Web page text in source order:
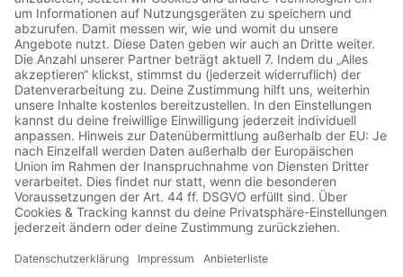
Seit unserer letzten Ausgabe hat der Bayer Champions
League in Brest, DFB Pokal in der heimischen BayArena
gegen Elversberg und zwei Mal Bundesliga in Bremen und
im Topspiel gegen Stuttgart gespielt. Genug Stoff für eine
ordentliche Diskussion. Lara, Nils und Kevin sprechen heute
über die positiven und negativen Elemente der vergangenen
Spiele, das Freitagspiel gegen Stuttgart bildet den
grundsätzlichen Rahmen für die gesamte Diskussion, weil
dieses Spiel einfach sehr wichtig gewesen sein könnte für die
nächsten Wochen. Weitere Themen sind die schlechte
Chancenverwertung, die Sache mit der Stimmung und ein
besonderes Augenmerk legen wir auf einen Spieler, der sich
in den letzten Wochen wieder ein bisschen mehr in den Fokus
gebracht hat. Wer das ist und vieles mehr erfahrt ihr im neuen
BayPod, viel Spaß dabei! Schickt uns gerne Feedback zur
Ausgabe, wir freuen uns darüber! Folgt dem BayPod und
ihren Mitwirkenden gerne auf diesen Plattformen: Der